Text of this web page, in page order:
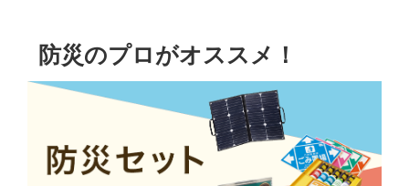
防災のプロがオススメ！